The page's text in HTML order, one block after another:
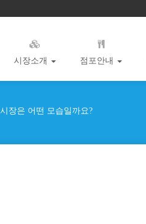
시장소개 점포안내
장은 어떤 모습일까요?